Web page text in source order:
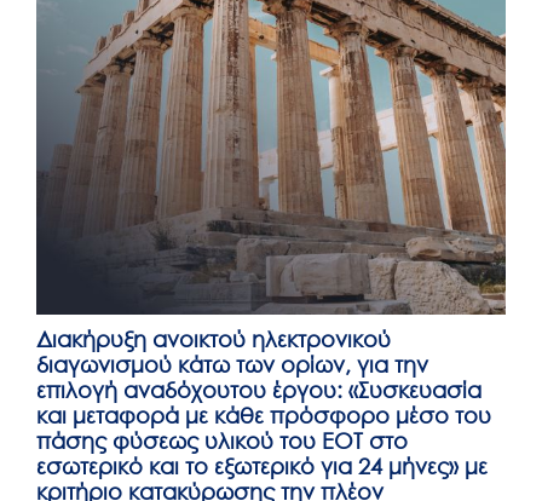
Διακήρυξη ανοικτού ηλεκτρονικού
διαγωνισμού κάτω των ορίων, για την
επιλογή αναδόχουτου έργου: «Συσκευασία
και μεταφορά με κάθε πρόσφορο μέσο του
πάσης φύσεως υλικού του ΕΟΤ στο
εσωτερικό και το εξωτερικό για 24 μήνες» με
κριτήριο κατακύρωσης την πλέον